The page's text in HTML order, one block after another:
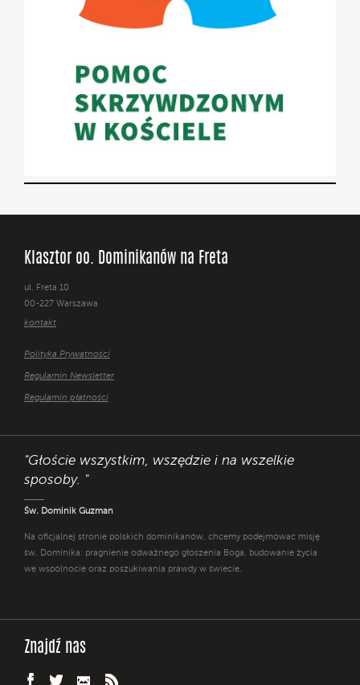
Klasztor oo. Dominikanów na Freta
ul. Freta 10
00-227 Warszawa
kontakt
Polityka Prywatności
Regulamin Newsletter
Regulamin płatności
"Głoście wszystkim, wszędzie i na wszelkie
sposoby. "
Św. Dominik Guzman
Na oficjalnej stronie polskich dominikanów, chcemy podejmować misję
św. Dominika: pragnienie odważnego głoszenia Boga, budowanie życia
we wspólnocie oraz poszukiwania prawdy w świecie.
Znajdź nas